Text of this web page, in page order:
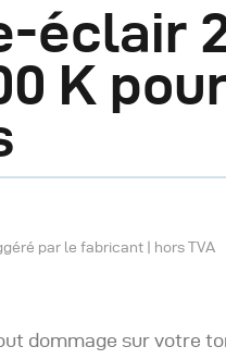
éclair
K
par le fabricant | hors TVA
dommage sur votre